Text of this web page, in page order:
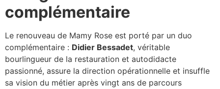
complémentaire
Le renouveau de Mamy Rose est porté par un duo
complémentaire : Didier Bessadet, véritable
bourlingueur de la restauration et autodidacte
passionné, assure la direction opérationnelle et insuffle
sa vision du métier après vingt ans de parcours